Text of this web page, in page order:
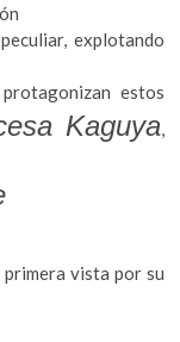
explotando
estos
Kaguya,
primera vista por su